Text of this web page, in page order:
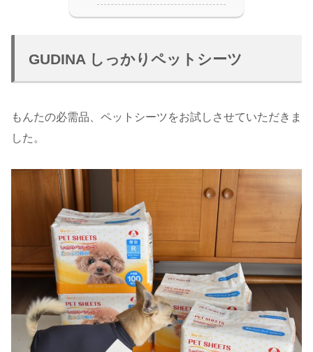
GUDINA しっかりペットシーツ
もんたの必需品、ペットシーツをお試しさせていただきま
した。